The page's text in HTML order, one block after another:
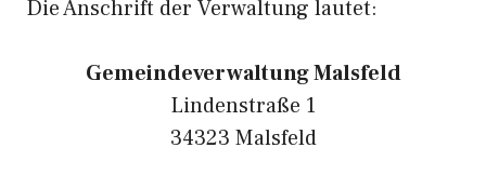
Die Anschrift der Verwaltung lautet:
Gemeindeverwaltung Malsfeld
Lindenstraße 1
34323 Malsfeld